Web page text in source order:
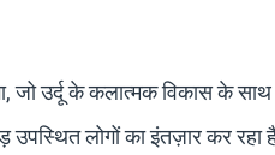
जो उर्दू के कलात्मक विकास के
लोगों का इंतज़ार कर रहा